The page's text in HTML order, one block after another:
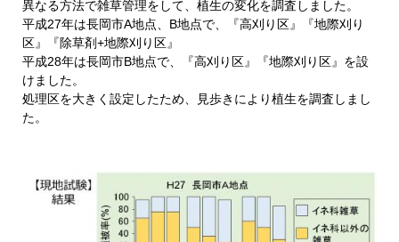
異なる方法で雑草管理をして、植生の変化を調査しました。
平成27年は長岡市A地点、B地点で、『高刈り区』『地際刈り
区』『除草剤+地際刈り区』
平成28年は長岡市B地点で、『高刈り区』『地際刈り区』を設
けました。
処理区を大きく設定したため、見歩きにより植生を調査しまし
た。